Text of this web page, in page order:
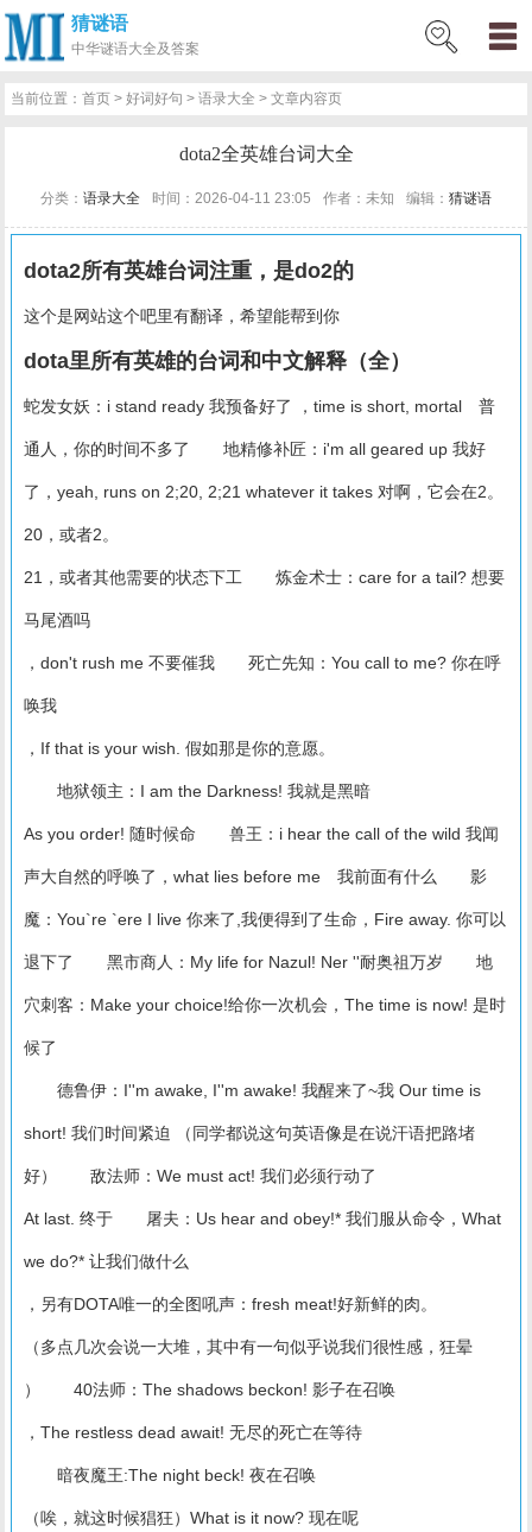
猜谜语
中华谜语大全及答案
网
猜
网
问
百
好
名
古
当前位置：首页 >好词好句 >语录大全 > 文章内容页
dota2全英雄台词大全
分类： 语录大全 时间：2026-04-11 23:05 作者：未知 编辑： 猜谜语
dota2所有英雄台词注重，是do2的
这个是网站这个吧里有翻译，希望能帮到你
dota里所有英雄的台词和中文解释（全）
蛇发女妖：i stand ready 我预备好了 ，time is short, mortal 普
通人，你的时间不多了 地精修补匠：i'm all geared up 我好
了，yeah, runs on 2;20, 2;21 whatever it takes 对啊，它会在2。
20，或者2。
21，或者其他需要的状态下工 炼金术士：care for a tail? 想要
马尾酒吗
，don't rush me 不要催我 死亡先知：You call to me? 你在呼
唤我
，If that is your wish. 假如那是你的意愿。
地狱领主：I am the Darkness! 我就是黑暗
As you order! 随时候命 兽王：i hear the call of the wild 我闻
声大自然的呼唤了，what lies before me 我前面有什么 影
魔：You`re `ere I live 你来了,我便得到了生命，Fire away. 你可以
退下了 黑市商人：My life for Nazul! Ner ''耐奥祖万岁 地
穴刺客：Make your choice!给你一次机会，The time is now! 是时
候了
德鲁伊：I''m awake, I''m awake! 我醒来了~我 Our time is
short! 我们时间紧迫 （同学都说这句英语像是在说汗语把路堵
好） 敌法师：We must act! 我们必须行动了
At last. 终于 屠夫：Us hear and obey!* 我们服从命令，What
we do?* 让我们做什么
，另有DOTA唯一的全图吼声：fresh meat!好新鲜的肉。
（多点几次会说一大堆，其中有一句似乎说我们很性感，狂晕
） 40法师：The shadows beckon! 影子在召唤
，The restless dead await! 无尽的死亡在等待
暗夜魔王:The night beck! 夜在召唤
（唉，就这时候猖狂）What is it now? 现在呢